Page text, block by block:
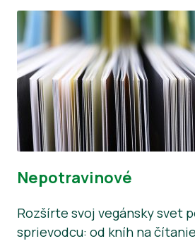
Nepotravinové
Rozšírte svoj vegánsky svet
sprievodcu: od kníh na